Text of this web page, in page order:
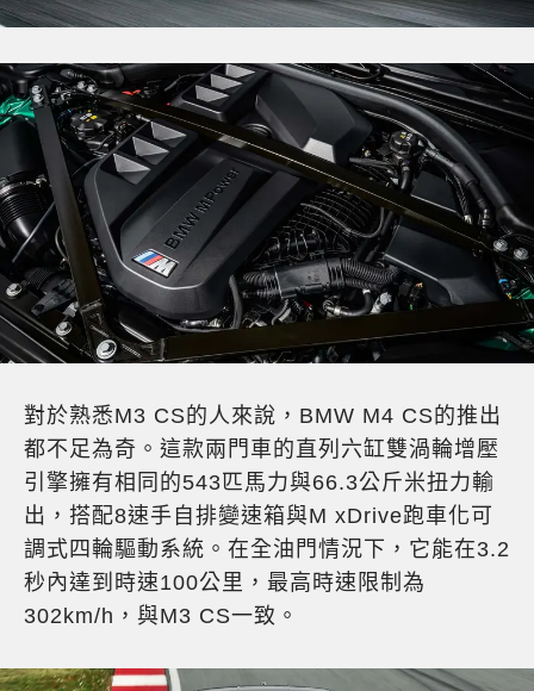
對於熟悉M3 CS的人來說，BMW M4 CS的推出
都不足為奇。這款兩門車的直列六缸雙渦輪增壓
引擎擁有相同的543匹馬力與66.3公斤米扭力輸
出，搭配8速手自排變速箱與M xDrive跑車化可
調式四輪驅動系統。在全油門情況下，它能在3.2
秒內達到時速100公里，最高時速限制為
302km/h，與M3 CS一致。